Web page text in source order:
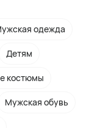
одежда
Детям
костюмы
Мужская обувь